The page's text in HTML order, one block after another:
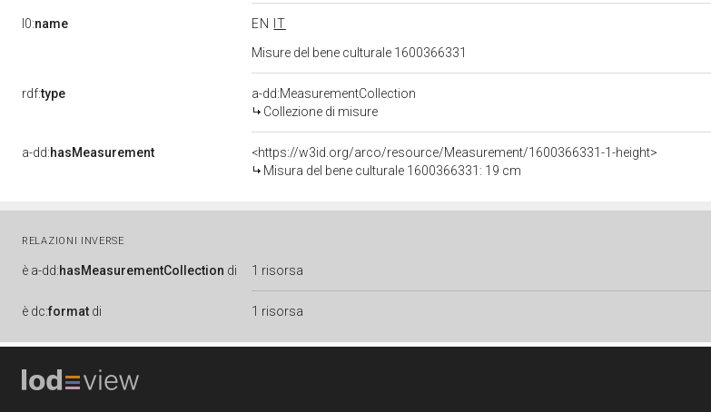
l0:name EN
IT
Misure del bene culturale 1600366331
rdf:type
a-dd:MeasurementCollection
Collezione di misure
a-dd:hasMeasurement
<https://w3id.org/arco/resource/Measurement/1600366331-1-height>
Misura del bene culturale 1600366331: 19 cm
RELAZIONI INVERSE
è a-dd:hasMeasurementCollection di 1 risorsa
è dc:format di 1 risorsa